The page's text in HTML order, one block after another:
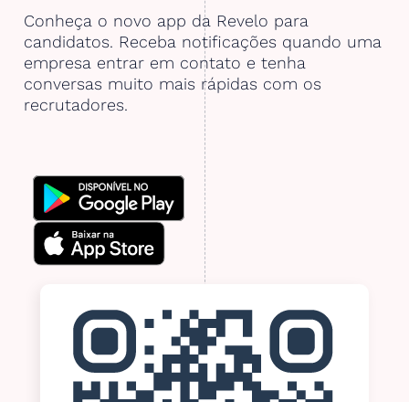
Conheça o novo app da Revelo para
candidatos. Receba notificações quando uma
empresa entrar em contato e tenha
conversas muito mais rápidas com os
recrutadores.